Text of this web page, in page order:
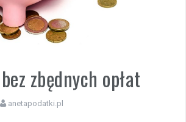
zbędnych opłat
anetapodatki.pl